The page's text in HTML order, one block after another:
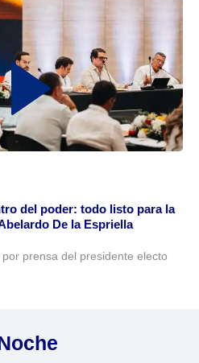
del poder: todo listo para la
De la Espriella
prensa del presidente electo